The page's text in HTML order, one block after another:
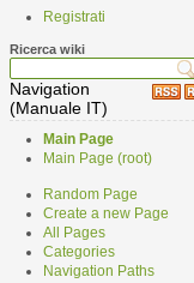
Registrati
Ricerca wiki
Navigation
(Manuale IT)
Main Page
Main Page (root)
Random Page
Create a new Page
All Pages
Categories
Navigation Paths